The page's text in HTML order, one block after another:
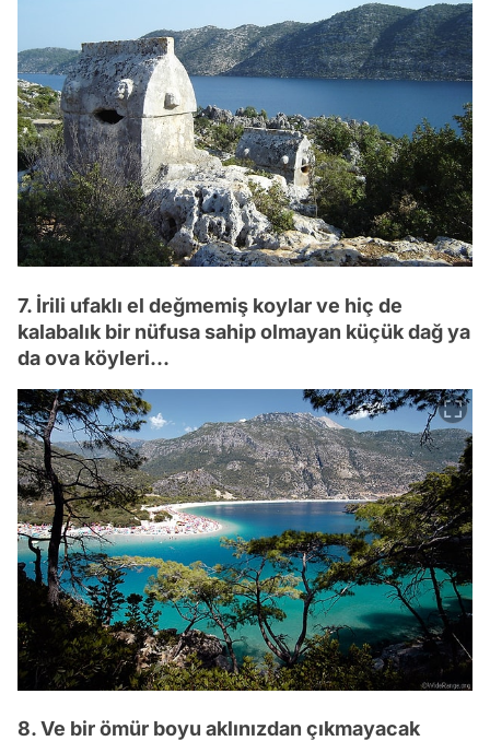
7. İrili ufaklı el değmemiş koylar ve hiç de
kalabalık bir nüfusa sahip olmayan küçük dağ ya
da ova köyleri...
8. Ve bir ömür boyu aklınızdan çıkmayacak